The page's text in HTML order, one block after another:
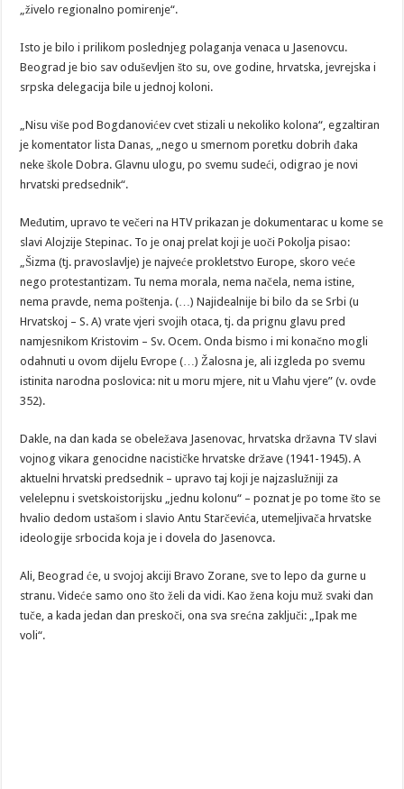
„živelo regionalno pomirenje“.
Isto je bilo i prilikom poslednjeg polaganja venaca u Jasenovcu.
Beograd je bio sav oduševljen što su, ove godine, hrvatska, jevrejska i
srpska delegacija bile u jednoj koloni.
„Nisu više pod Bogdanovićev cvet stizali u nekoliko kolona“, egzaltiran
je komentator lista Danas, „nego u smernom poretku dobrih đaka
neke škole Dobra. Glavnu ulogu, po svemu sudeći, odigrao je novi
hrvatski predsednik“.
Međutim, upravo te večeri na HTV prikazan je dokumentarac u kome se
slavi Alojzije Stepinac. To je onaj prelat koji je uoči Pokolja pisao:
„Šizma (tj. pravoslavlje) je najveće prokletstvo Europe, skoro veće
nego protestantizam. Tu nema morala, nema načela, nema istine,
nema pravde, nema poštenja. (…) Najidealnije bi bilo da se Srbi (u
Hrvatskoj – S. A) vrate vjeri svojih otaca, tj. da prignu glavu pred
namjesnikom Kristovim – Sv. Ocem. Onda bismo i mi konačno mogli
odahnuti u ovom dijelu Evrope (…) Žalosna je, ali izgleda po svemu
istinita narodna poslovica: nit u moru mjere, nit u Vlahu vjere” (v. ovde
352).
Dakle, na dan kada se obeležava Jasenovac, hrvatska državna TV slavi
vojnog vikara genocidne nacističke hrvatske države (1941-1945). A
aktuelni hrvatski predsednik – upravo taj koji je najzaslužniji za
velelepnu i svetskoistorijsku „jednu kolonu“ – poznat je po tome što se
hvalio dedom ustašom i slavio Antu Starčevića, utemeljivača hrvatske
ideologije srbocida koja je i dovela do Jasenovca.
Ali, Beograd će, u svojoj akciji Bravo Zorane, sve to lepo da gurne u
stranu. Videće samo ono što želi da vidi. Kao žena koju muž svaki dan
tuče, a kada jedan dan preskoči, ona sva srećna zaključi: „Ipak me
voli“.